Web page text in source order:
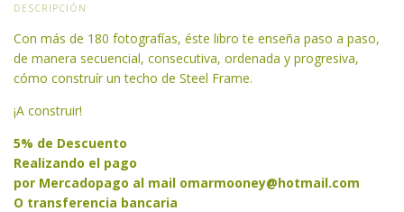
DESCRIPCIÓN
Con más de 180 fotografías, éste libro te enseña paso a paso,
de manera secuencial, consecutiva, ordenada y progresiva,
cómo construír un techo de Steel Frame.
¡A construir!
5% de Descuento
Realizando el pago
por Mercadopago al mail omarmooney@hotmail.com
O transferencia bancaria